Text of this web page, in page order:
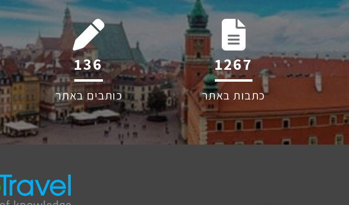
211
כותבים באתר
1960
כתבות באתר